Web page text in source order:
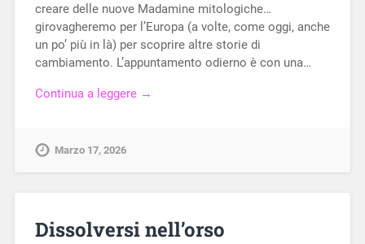
creare delle nuove Madamine mitologiche…
girovagheremo per l’Europa (a volte, come oggi, anche
un po’ più in là) per scoprire altre storie di
cambiamento. L’appuntamento odierno è con una…
Continua a leggere →
Marzo 17, 2026
Dissolversi nell’orso